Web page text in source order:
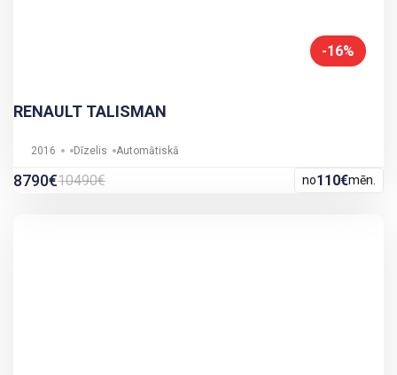
-16%
RENAULT TALISMAN
2016 Dīzelis Automātiskā
8790€10490€ no110€mēn.